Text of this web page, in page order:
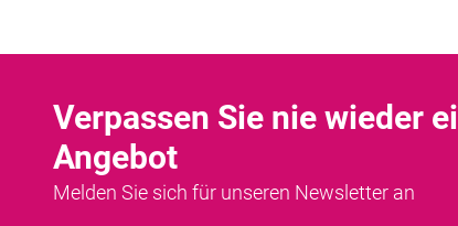
Verpassen Sie nie wieder
Angebot
Melden Sie sich für unseren Newsletter an